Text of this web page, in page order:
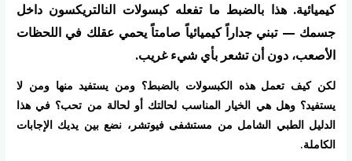
كيميائية. هذا بالضبط ما تفعله كبسولات النالتريكسون داخل
جسمك — تبني جداراً كيميائياً صامتاً يحمي عقلك في اللحظات
الأصعب، دون أن تشعر بأي شيء غريب.
لكن كيف تعمل هذه الكبسولات بالضبط؟ ومن يستفيد منها ومن لا
يستفيد؟ وهل هي الخيار المناسب لحالتك أو لحالة من تحب؟ في هذا
الدليل الطبي الشامل من مستشفى فيوتشر، نضع بين يديك الإجابات
الكاملة.